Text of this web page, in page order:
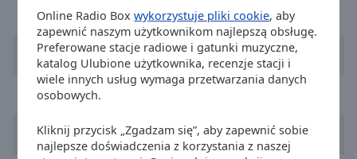
Online Radio Boxwykorzystuje pliki cookie, aby
zapewnić naszym użytkownikom najlepszą obsługę.
Preferowane stacje radiowe i gatunki muzyczne,
katalog Ulubione użytkownika, recenzje stacji i
wiele innych usług wymaga przetwarzania danych
osobowych.
Kliknij przycisk „Zgadzam się”, aby zapewnić sobie
najlepsze doświadczenia z korzystania z naszej
Opacity
KygoSave My Love
Stick FigureAngels Above Me
Andy DustZokaria
Natalia NykielKokosanki